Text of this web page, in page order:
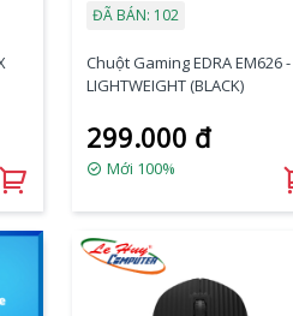
ĐÃ BÁN: 102
Chuột Gaming EDRA EM626 -
LIGHTWEIGHT (BLACK)
299.000 đ
Mới 100%